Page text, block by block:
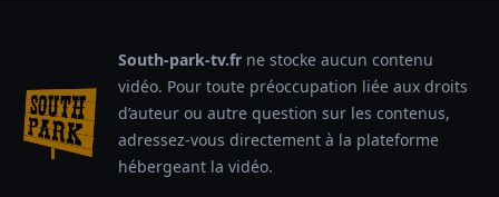
South-park-tv.fr ne stocke aucun contenu
vidéo. Pour toute préoccupation liée aux droits
d’auteur ou autre question sur les contenus,
adressez-vous directement à la plateforme
hébergeant la vidéo.